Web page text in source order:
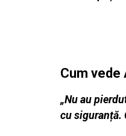
Cum vede
„Nu au
cu siguranță.